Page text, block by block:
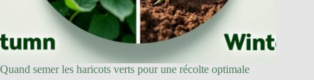
Quand semer les haricots verts pour une récolte optimale